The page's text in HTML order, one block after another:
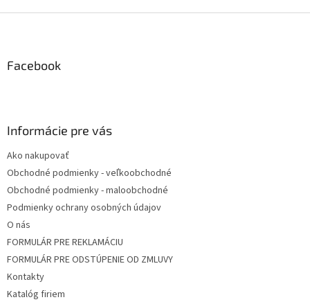
Facebook
Informácie pre vás
Ako nakupovať
Obchodné podmienky - veľkoobchodné
Obchodné podmienky - maloobchodné
Podmienky ochrany osobných údajov
O nás
FORMULÁR PRE REKLAMÁCIU
FORMULÁR PRE ODSTÚPENIE OD ZMLUVY
Kontakty
Katalóg firiem